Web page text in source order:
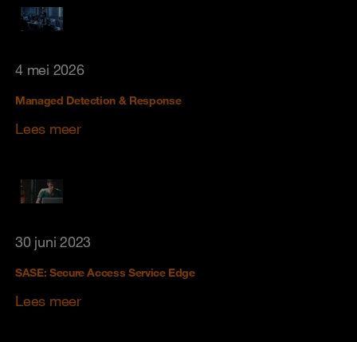
4 mei 2026
Managed Detection & Response
Lees meer
30 juni 2023
SASE: Secure Access Service Edge
Lees meer